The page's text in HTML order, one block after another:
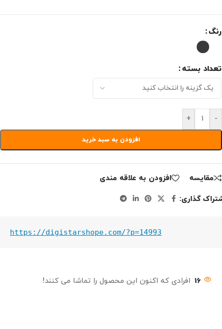
رنگ
تعداد بسته
-
+
افزودن به سبد خرید
مقايسه
افزودن به علاقه مندی
گذاری:
https://digistarshope.com/?p=14993
16 افرادی که اکنون این محصول را تماشا می کنند!